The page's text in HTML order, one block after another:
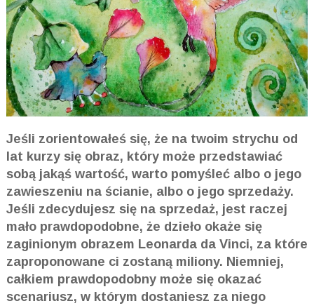
Jeśli zorientowałeś się, że na twoim strychu od
lat kurzy się obraz, który może przedstawiać
sobą jakąś wartość, warto pomyśleć albo o jego
zawieszeniu na ścianie, albo o jego sprzedaży.
Jeśli zdecydujesz się na sprzedaż, jest raczej
mało prawdopodobne, że dzieło okaże się
zaginionym obrazem Leonarda da Vinci, za które
zaproponowane ci zostaną miliony. Niemniej,
całkiem prawdopodobny może się okazać
scenariusz, w którym dostaniesz za niego